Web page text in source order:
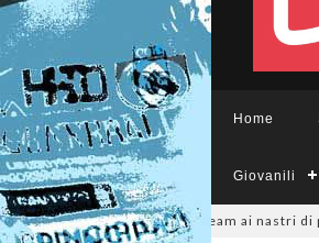
Home
Giovanili
sono 14 i team ai nastri di